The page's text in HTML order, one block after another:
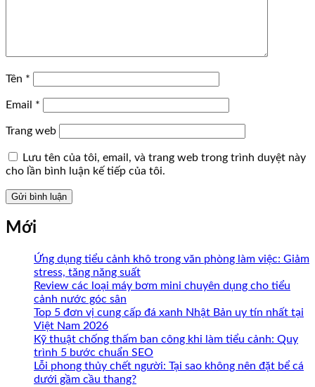
Tên *
Email *
Trang web
Lưu tên của tôi, email, và trang web trong trình duyệt này
cho lần bình luận kế tiếp của tôi.
Mới
Ứng dụng tiểu cảnh khô trong văn phòng làm việc: Giảm
stress, tăng năng suất
Review các loại máy bơm mini chuyên dụng cho tiểu
cảnh nước góc sân
Top 5 đơn vị cung cấp đá xanh Nhật Bản uy tín nhất tại
Việt Nam 2026
Kỹ thuật chống thấm ban công khi làm tiểu cảnh: Quy
trình 5 bước chuẩn SEO
Lỗi phong thủy chết người: Tại sao không nên đặt bể cá
dưới gầm cầu thang?